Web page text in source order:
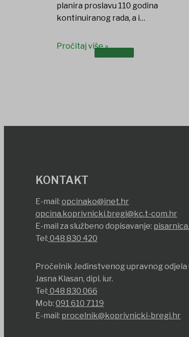
DOKUMENTI
planira proslavu 110 godina
kontinuiranog rada, a i…
Pročitaj više »
KONTAKT
E-mail: opcinako@inet.hr
opcina.koprivnicki.bregi@kc.t-com.hr
E-mail za službeno dopisavanje:
Tel: 048 830 420
Pročelnik Jedinstvenog upravnog
Jasna Klasan, dipl. iur.
Tel: 048 830 066
Mob: 091 610 7119
E-mail: procelnik@koprivnicki-bregi.hr